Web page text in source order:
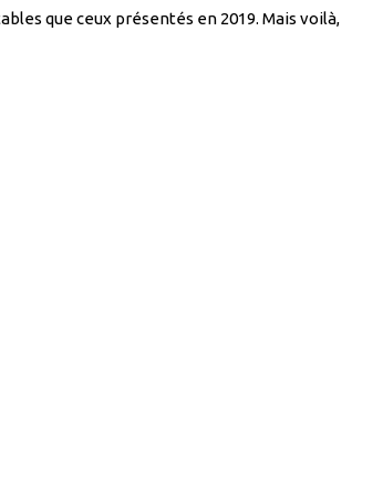
que ceux présentés en 2019. Mais voilà,